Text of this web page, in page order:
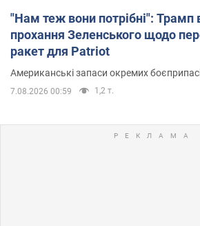
"Нам теж вони потрібні": Трамп
прохання Зеленського щодо
ракет для Patriot
Американські запаси окремих
7.08.2026 00:59 1,2 т.